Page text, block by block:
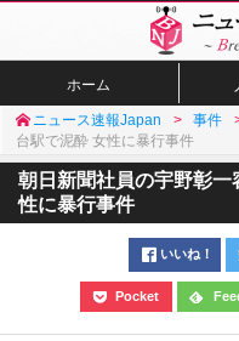
ホーム
ニュース速報Japan 事件
台駅で泥酔 女性に暴行事件
朝日新聞社員の宇野彰
性に暴行事件
いいね！
Pocket